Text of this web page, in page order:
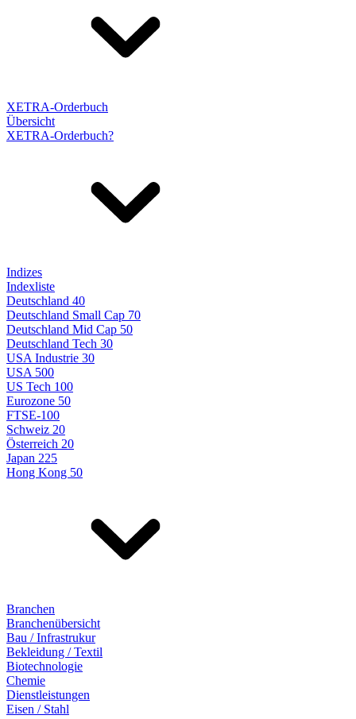
XETRA-Orderbuch
Übersicht
XETRA-Orderbuch?
Indizes
Indexliste
Deutschland 40
Deutschland Small Cap 70
Deutschland Mid Cap 50
Deutschland Tech 30
USA Industrie 30
USA 500
US Tech 100
Eurozone 50
FTSE-100
Schweiz 20
Österreich 20
Japan 225
Hong Kong 50
Branchen
Branchenübersicht
Bau / Infrastrukur
Bekleidung / Textil
Biotechnologie
Chemie
Dienstleistungen
Eisen / Stahl